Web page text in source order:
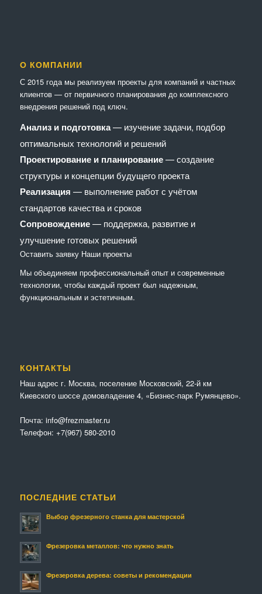
О КОМПАНИИ
С 2015 года мы реализуем проекты для компаний и частных
клиентов — от первичного планирования до комплексного
внедрения решений под ключ.
Анализ и подготовка— изучение задачи, подбор
оптимальных технологий и решений
Проектирование и планирование— создание
структуры и концепции будущего проекта
Реализация — выполнение работ с учётом
стандартов качества и сроков
Сопровождение— поддержка, развитие и
улучшение готовых решений
Оставить заявку Наши проекты
Мы объединяем профессиональный опыт и современные
технологии, чтобы каждый проект был надежным,
функциональным и эстетичным.
КОНТАКТЫ
Наш адрес г. Москва, поселение Московский, 22-й км
Киевского шоссе домовладение 4, «Бизнес-парк Румянцево».
Почта: info@frezmaster.ru
Телефон: +7(967) 580-2010
ПОСЛЕДНИЕ СТАТЬИ
Выбор фрезерного станка для мастерской
Фрезеровка металлов: что нужно знать
Фрезеровка дерева: советы и рекомендации